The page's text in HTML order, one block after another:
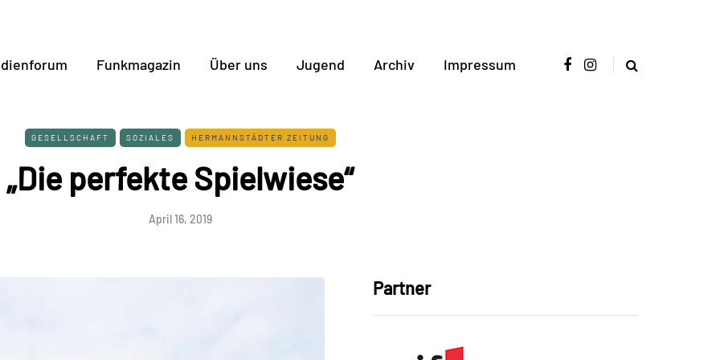
Funkmagazin Über uns Jugend Archiv Impressum
GESELLSCHAFT SOZIALES HERMANNSTÄDTER ZEITUNG
„Die perfekte Spielwiese“
April 16, 2019
Partner